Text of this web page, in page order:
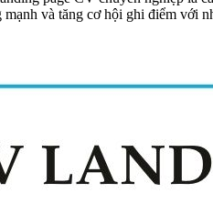
và tăng cơ hội ghi điểm với